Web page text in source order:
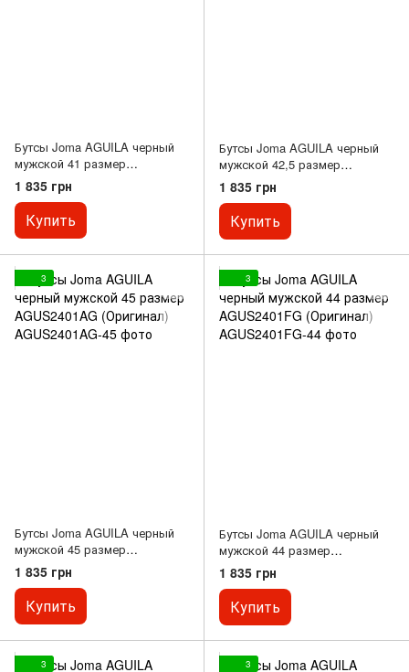
Бутсы Joma AGUILA черный
мужской 41 размер
AGUS2401AG (Оригинал)
1 835 грн
Купить
Бутсы Joma AGUILA черный
мужской 42,5 размер
AGUS2401AG (Оригинал)
1 835 грн
Купить
3
Бутсы Joma AGUILA черный
мужской 45 размер
AGUS2401AG (Оригинал)
1 835 грн
Купить
3
Бутсы Joma AGUILA черный
мужской 44 размер
AGUS2401FG (Оригинал)
1 835 грн
Купить
3 3